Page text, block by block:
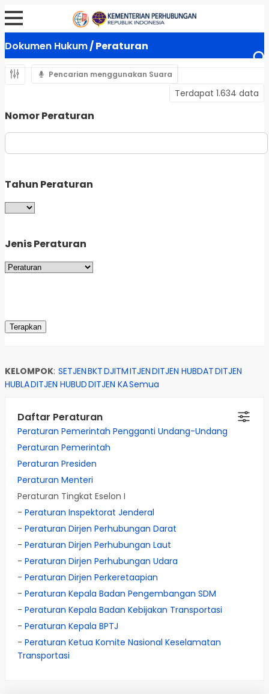
Dokumen Hukum/ Peraturan
Pencarian menggunakan Suara
Terdapat 1.634 data
Nomor Peraturan
Tahun Peraturan
Jenis Peraturan
KELOMPOK: SETJENBKTDJITMITJENDITJEN HUBDATDITJEN
HUBLADITJEN HUBUDDITJEN KASemua
Daftar Peraturan
Peraturan Pemerintah Pengganti Undang-Undang
Peraturan Pemerintah
Peraturan Presiden
Peraturan Menteri
Peraturan Tingkat Eselon I
- Peraturan Inspektorat Jenderal
- Peraturan Dirjen Perhubungan Darat
- Peraturan Dirjen Perhubungan Laut
- Peraturan Dirjen Perhubungan Udara
- Peraturan Dirjen Perkeretaapian
- Peraturan Kepala Badan Pengembangan SDM
- Peraturan Kepala Badan Kebijakan Transportasi
- Peraturan Kepala BPTJ
- Peraturan Ketua Komite Nasional Keselamatan
Transportasi